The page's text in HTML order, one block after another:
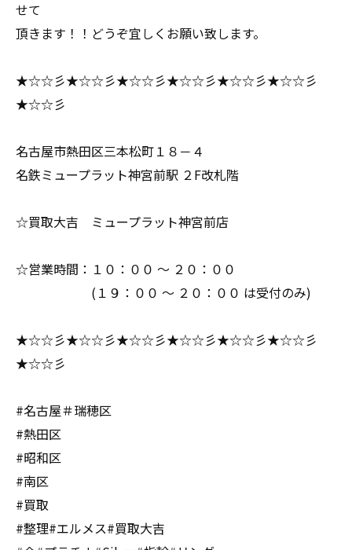
せて
頂きます！！どうぞ宜しくお願い致します。
★☆☆彡★☆☆彡★☆☆彡★☆☆彡★☆☆彡★☆☆彡
★☆☆彡
名古屋市熱田区三本松町１８－４
名鉄ミュープラット神宮前駅 ２F改札階
☆買取大吉 ミュープラット神宮前店
☆営業時間：１０：００ ～ ２０：００
(１９：００ ～ ２０：００ は受付のみ)
★☆☆彡★☆☆彡★☆☆彡★☆☆彡★☆☆彡★☆☆彡
★☆☆彡
#名古屋＃瑞穂区
#熱田区
#昭和区
#南区
#買取
#整理#エルメス#買取大吉